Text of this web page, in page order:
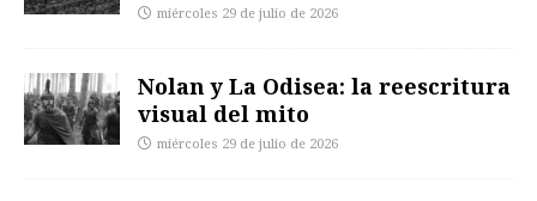
miércoles 29 de julio de 2026
Nolan y La Odisea: la reescritura
visual del mito
miércoles 29 de julio de 2026